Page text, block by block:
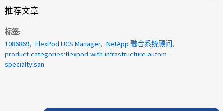
推荐文章
标签
1086869
FlexPod UCS Manager
NetApp 融合系统顾问
product-categories:flexpod-with-infrastructure-automation
specialty:san